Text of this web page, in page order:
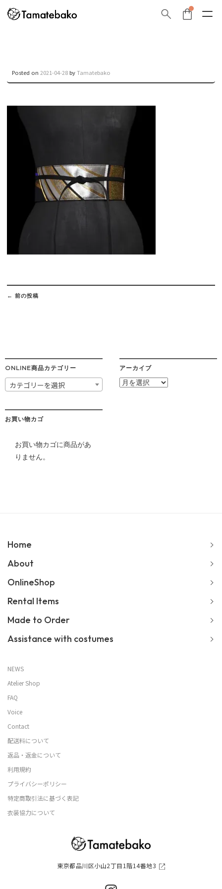
Posted on 2021-04-28 byTamatebako
Post
navigation
← 前の投稿
ONLINE商品カテゴリー
カテゴリーを選択
アーカイブ
ア
お買い物カゴ
お買い物カゴに商品があ
りません。
東京都品川区小山2丁目1階14番地3
Home
About
OnlineShop
Rental Items
Made to Order
Assistance with costumes
NEWS
Atelier Shop
FAQ
Voice
Contact
配送料について
返品・返金について
利用規約
プライバシーポリシー
特定商取引法に基づく表記
衣装協力について